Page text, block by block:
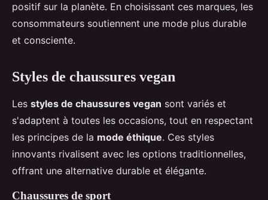
positif sur la planète. En choisissant ces marques, les
consommateurs soutiennent une mode plus durable
et consciente.
Styles de chaussures vegan
Les styles de chaussures vegan sont variés et
s'adaptent à toutes les occasions, tout en respectant
les principes de la mode éthique. Ces styles
innovants rivalisent avec les options traditionnelles,
offrant une alternative durable et élégante.
Chaussures de sport